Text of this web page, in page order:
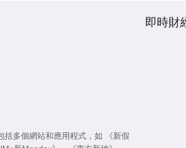
括多個網站和應用程式，如
《新假
即時財